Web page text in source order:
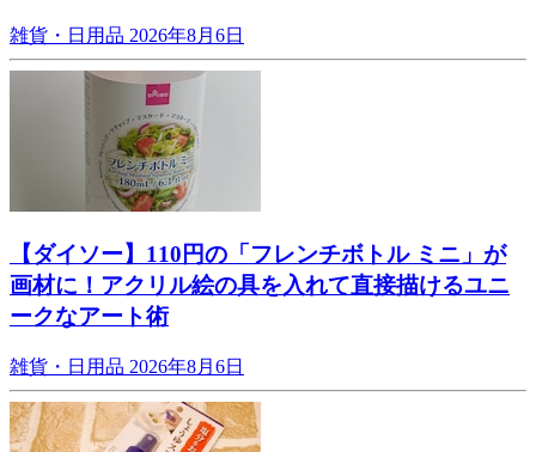
雑貨・日用品 2026年8月6日
【ダイソー】110円の「フレンチボトル ミニ」が
画材に！アクリル絵の具を入れて直接描けるユニ
ークなアート術
雑貨・日用品 2026年8月6日